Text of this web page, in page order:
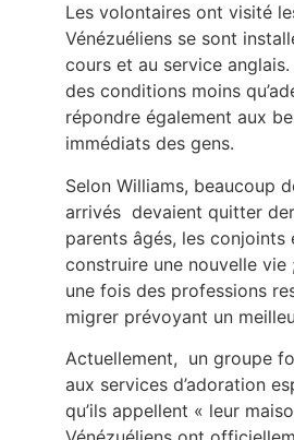
Les volontaires ont visité
Vénézuéliens se sont
cours et au service
des conditions moins
répondre également aux
immédiats des gens.
Selon Williams, beaucoup
arrivés devaient quitter
parents âgés, les conjoints
construire une nouvelle
une fois des professions
migrer prévoyant un
Actuellement, un groupe
aux services d’adoration
qu’ils appellent « leur